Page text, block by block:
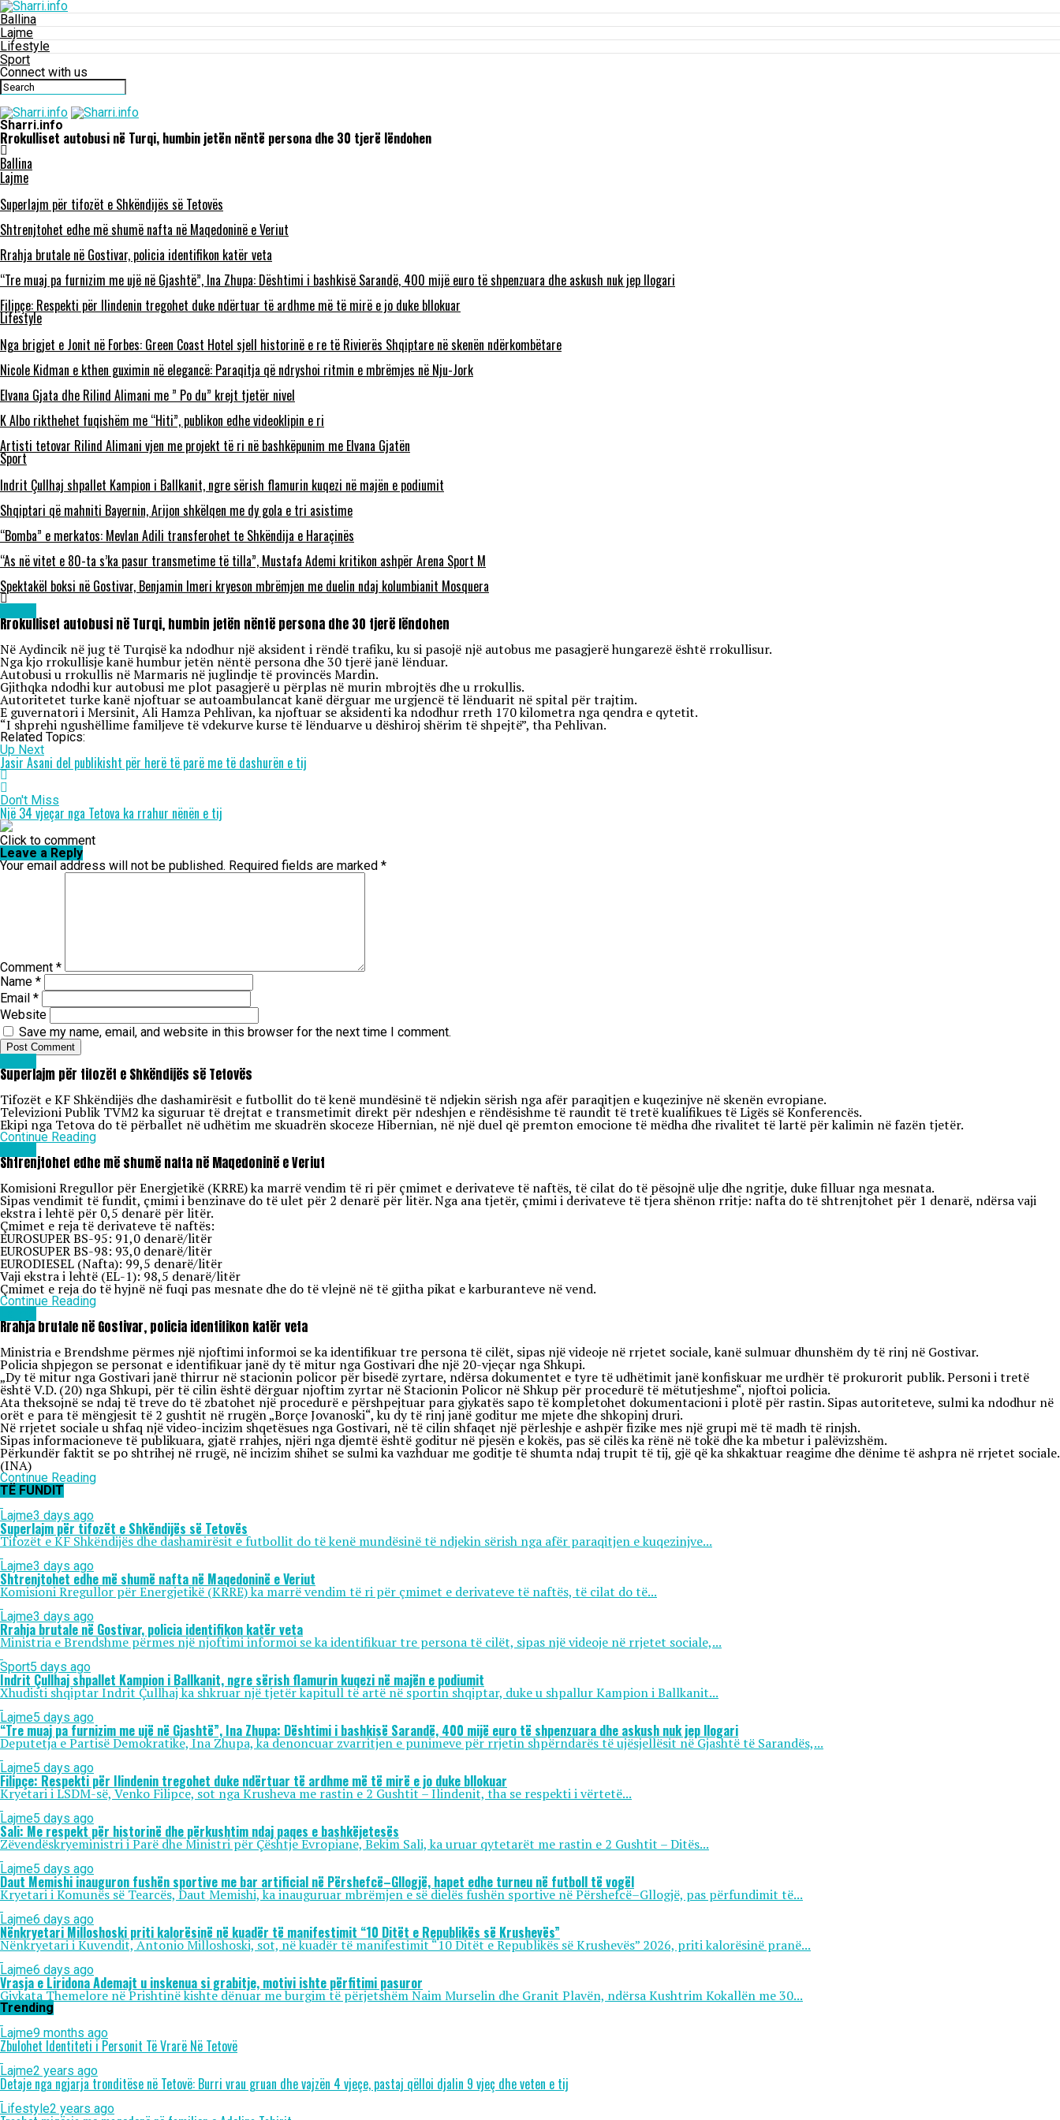
Ballina
Lajme
Lifestyle
Sport
Connect with us
Sharri.info
Rrokulliset autobusi në Turqi, humbin jetën nëntë persona dhe 30 tjerë lëndohen
Ballina
Lajme
Superlajm për tifozët e Shkëndijës së Tetovës
Shtrenjtohet edhe më shumë nafta në Maqedoninë e Veriut
Rrahja brutale në Gostivar, policia identifikon katër veta
“Tre muaj pa furnizim me ujë në Gjashtë”, Ina Zhupa: Dështimi i bashkisë Sarandë, 400 mijë euro të shpenzuara dhe askush nuk jep llogari
Filipçe: Respekti për Ilindenin tregohet duke ndërtuar të ardhme më të mirë e jo duke bllokuar
Lifestyle
Nga brigjet e Jonit në Forbes: Green Coast Hotel sjell historinë e re të Rivierës Shqiptare në skenën ndërkombëtare
Nicole Kidman e kthen guximin në elegancë: Paraqitja që ndryshoi ritmin e mbrëmjes në Nju-Jork
Elvana Gjata dhe Rilind Alimani me ” Po du” krejt tjetër nivel
K Albo rikthehet fuqishëm me “Hiti”, publikon edhe videoklipin e ri
Artisti tetovar Rilind Alimani vjen me projekt të ri në bashkëpunim me Elvana Gjatën
Sport
Indrit Çullhaj shpallet Kampion i Ballkanit, ngre sërish flamurin kuqezi në majën e podiumit
Shqiptari që mahniti Bayernin, Arijon shkëlqen me dy gola e tri asistime
“Bomba” e merkatos: Mevlan Adili transferohet te Shkëndija e Haraçinës
“As në vitet e 80-ta s’ka pasur transmetime të tilla”, Mustafa Ademi kritikon ashpër Arena Sport M
Spektakël boksi në Gostivar, Benjamin Imeri kryeson mbrëmjen me duelin ndaj kolumbianit Mosquera
Rrokulliset autobusi në Turqi, humbin jetën nëntë persona dhe 30 tjerë lëndohen
Në Aydincik në jug të Turqisë ka ndodhur një aksident i rëndë trafiku, ku si pasojë një autobus me pasagjerë hungarezë është rrokullisur.
Nga kjo rrokullisje kanë humbur jetën nëntë persona dhe 30 tjerë janë lënduar.
Autobusi u rrokullis në Marmaris në juglindje të provincës Mardin.
Gjithqka ndodhi kur autobusi me plot pasagjerë u përplas në murin mbrojtës dhe u rrokullis.
Autoritetet turke kanë njoftuar se autoambulancat kanë dërguar me urgjencë të lënduarit në spital për trajtim.
E guvernatori i Mersinit, Ali Hamza Pehlivan, ka njoftuar se aksidenti ka ndodhur rreth 170 kilometra nga qendra e qytetit.
“I shprehi ngushëllime familjeve të vdekurve kurse të lënduarve u dëshiroj shërim të shpejtë”, tha Pehlivan.
Related Topics:
Up Next
Jasir Asani del publikisht për herë të parë me të dashurën e tij
Don't Miss
Një 34 vjeçar nga Tetova ka rrahur nënën e tij
Click to comment
Leave a Reply
Your email address will not be published. Required fields are marked *
Comment *
Name *
Email *
Website
Save my name, email, and website in this browser for the next time I comment.
Superlajm për tifozët e Shkëndijës së Tetovës
Tifozët e KF Shkëndijës dhe dashamirësit e futbollit do të kenë mundësinë të ndjekin sërish nga afër paraqitjen e kuqezinjve në skenën evropiane.
Televizioni Publik TVM2 ka siguruar të drejtat e transmetimit direkt për ndeshjen e rëndësishme të raundit të tretë kualifikues të Ligës së Konferencës.
Ekipi nga Tetova do të përballet në udhëtim me skuadrën skoceze Hibernian, në një duel që premton emocione të mëdha dhe rivalitet të lartë për kalimin në fazën tjetër.
Continue Reading
Shtrenjtohet edhe më shumë nafta në Maqedoninë e Veriut
Komisioni Rregullor për Energjetikë (KRRE) ka marrë vendim të ri për çmimet e derivateve të naftës, të cilat do të pësojnë ulje dhe ngritje, duke filluar nga mesnata.
Sipas vendimit të fundit, çmimi i benzinave do të ulet për 2 denarë për litër. Nga ana tjetër, çmimi i derivateve të tjera shënon rritje: nafta do të shtrenjtohet për 1 denarë, ndërsa vaji
ekstra i lehtë për 0,5 denarë për litër.
Çmimet e reja të derivateve të naftës:
EUROSUPER BS-95: 91,0 denarë/litër
EUROSUPER BS-98: 93,0 denarë/litër
EURODIESEL (Nafta): 99,5 denarë/litër
Vaji ekstra i lehtë (EL-1): 98,5 denarë/litër
Çmimet e reja do të hyjnë në fuqi pas mesnate dhe do të vlejnë në të gjitha pikat e karburanteve në vend.
Continue Reading
Rrahja brutale në Gostivar, policia identifikon katër veta
Ministria e Brendshme përmes një njoftimi informoi se ka identifikuar tre persona të cilët, sipas një videoje në rrjetet sociale, kanë sulmuar dhunshëm dy të rinj në Gostivar.
Policia shpjegon se personat e identifikuar janë dy të mitur nga Gostivari dhe një 20-vjeçar nga Shkupi.
„Dy të mitur nga Gostivari janë thirrur në stacionin policor për bisedë zyrtare, ndërsa dokumentet e tyre të udhëtimit janë konfiskuar me urdhër të prokurorit publik. Personi i tretë
është V.D. (20) nga Shkupi, për të cilin është dërguar njoftim zyrtar në Stacionin Policor në Shkup për procedurë të mëtutjeshme“, njoftoi policia.
Ata theksojnë se ndaj të treve do të zbatohet një procedurë e përshpejtuar para gjykatës sapo të kompletohet dokumentacioni i plotë për rastin. Sipas autoriteteve, sulmi ka ndodhur në
orët e para të mëngjesit të 2 gushtit në rrugën „Borçe Jovanoski“, ku dy të rinj janë goditur me mjete dhe shkopinj druri.
Në rrjetet sociale u shfaq një video-incizim shqetësues nga Gostivari, në të cilin shfaqet një përleshje e ashpër fizike mes një grupi më të madh të rinjsh.
Sipas informacioneve të publikuara, gjatë rrahjes, njëri nga djemtë është goditur në pjesën e kokës, pas së cilës ka rënë në tokë dhe ka mbetur i palëvizshëm.
Përkundër faktit se po shtrihej në rrugë, në incizim shihet se sulmi ka vazhduar me goditje të shumta ndaj trupit të tij, gjë që ka shkaktuar reagime dhe dënime të ashpra në rrjetet sociale.
(INA)
Continue Reading
TË FUNDIT
Lajme3 days ago
Superlajm për tifozët e Shkëndijës së Tetovës
Tifozët e KF Shkëndijës dhe dashamirësit e futbollit do të kenë mundësinë të ndjekin sërish nga afër paraqitjen e kuqezinjve...
Lajme3 days ago
Shtrenjtohet edhe më shumë nafta në Maqedoninë e Veriut
Komisioni Rregullor për Energjetikë (KRRE) ka marrë vendim të ri për çmimet e derivateve të naftës, të cilat do të...
Lajme3 days ago
Rrahja brutale në Gostivar, policia identifikon katër veta
Ministria e Brendshme përmes një njoftimi informoi se ka identifikuar tre persona të cilët, sipas një videoje në rrjetet sociale,...
Sport5 days ago
Indrit Çullhaj shpallet Kampion i Ballkanit, ngre sërish flamurin kuqezi në majën e podiumit
Xhudisti shqiptar Indrit Çullhaj ka shkruar një tjetër kapitull të artë në sportin shqiptar, duke u shpallur Kampion i Ballkanit...
Lajme5 days ago
“Tre muaj pa furnizim me ujë në Gjashtë”, Ina Zhupa: Dështimi i bashkisë Sarandë, 400 mijë euro të shpenzuara dhe askush nuk jep llogari
Deputetja e Partisë Demokratike, Ina Zhupa, ka denoncuar zvarritjen e punimeve për rrjetin shpërndarës të ujësjellësit në Gjashtë të Sarandës,...
Lajme5 days ago
Filipçe: Respekti për Ilindenin tregohet duke ndërtuar të ardhme më të mirë e jo duke bllokuar
Kryetari i LSDM-së, Venko Filipce, sot nga Krusheva me rastin e 2 Gushtit – Ilindenit, tha se respekti i vërtetë...
Lajme5 days ago
Sali: Me respekt për historinë dhe përkushtim ndaj paqes e bashkëjetesës
Zëvendëskryeministri i Parë dhe Ministri për Çështje Evropiane, Bekim Sali, ka uruar qytetarët me rastin e 2 Gushtit – Ditës...
Lajme5 days ago
Daut Memishi inauguron fushën sportive me bar artificial në Përshefcë–Gllogjë, hapet edhe turneu në futboll të vogël
Kryetari i Komunës së Tearcës, Daut Memishi, ka inauguruar mbrëmjen e së dielës fushën sportive në Përshefcë–Gllogjë, pas përfundimit të...
Lajme6 days ago
Nënkryetari Milloshoski priti kalorësinë në kuadër të manifestimit “10 Ditët e Republikës së Krushevës”
Nënkryetari i Kuvendit, Antonio Milloshoski, sot, në kuadër të manifestimit “10 Ditët e Republikës së Krushevës” 2026, priti kalorësinë pranë...
Lajme6 days ago
Vrasja e Liridona Ademajt u inskenua si grabitje, motivi ishte përfitimi pasuror
Gjykata Themelore në Prishtinë kishte dënuar me burgim të përjetshëm Naim Murselin dhe Granit Plavën, ndërsa Kushtrim Kokallën me 30...
Trending
Lajme9 months ago
Zbulohet Identiteti i Personit Të Vrarë Në Tetovë
Lajme2 years ago
Detaje nga ngjarja tronditëse në Tetovë: Burri vrau gruan dhe vajzën 4 vjeçe, pastaj qëlloi djalin 9 vjeç dhe veten e tij
Lifestyle2 years ago